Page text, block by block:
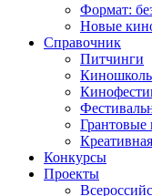
Формат:
Новые
Справочник
Питчинги
Грантовые
Конкурсы
Проекты